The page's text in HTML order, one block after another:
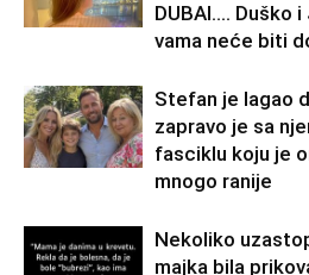
DUBAI…. Duško
vama neće biti
Stefan je lagao
zapravo je sa
fasciklu koju je
mnogo ranije
Nekoliko
majka bila